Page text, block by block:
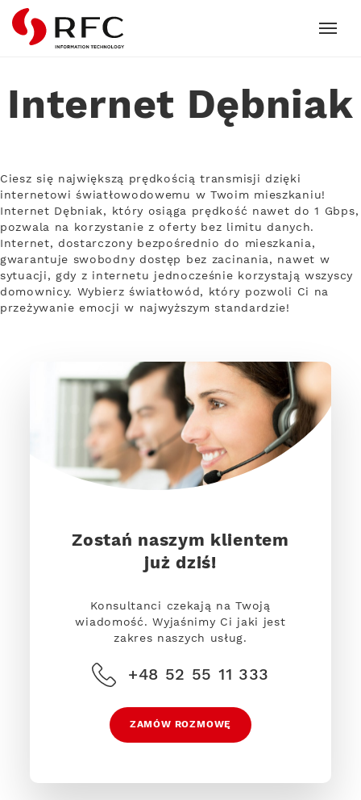
RFC
Internet Dębniak
Ciesz się największą prędkością transmisji dzięki
internetowi światłowodowemu w Twoim mieszkaniu!
Internet Dębniak, który osiąga prędkość nawet do 1 Gbps,
pozwala na korzystanie z oferty bez limitu danych.
Internet, dostarczony bezpośrednio do mieszkania,
gwarantuje swobodny dostęp bez zacinania, nawet w
sytuacji, gdy z internetu jednocześnie korzystają wszyscy
domownicy. Wybierz światłowód, który pozwoli Ci na
przeżywanie emocji w najwyższym standardzie!
Zostań naszym klientem
już dziś!
Konsultanci czekają na Twoją
wiadomość. Wyjaśnimy Ci jaki jest
zakres naszych usług.
+48 52 55 11 333
ZAMÓW ROZMOWĘ